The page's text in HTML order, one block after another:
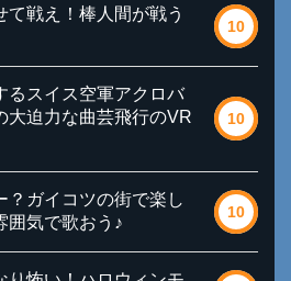
て戦え！棒人間が戦う
10
るスイス空軍アクロバ
大迫力な曲芸飛行のVR
10
？ガイコツの街で楽し
囲気で歌おう♪
10